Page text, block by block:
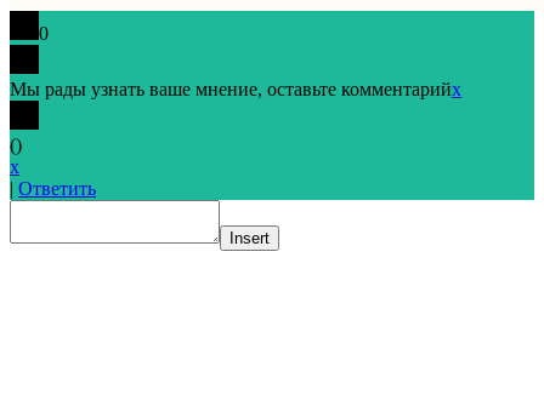
0
Мы рады узнать ваше мнение, оставьте комментарийx
()
x
| Ответить
Insert